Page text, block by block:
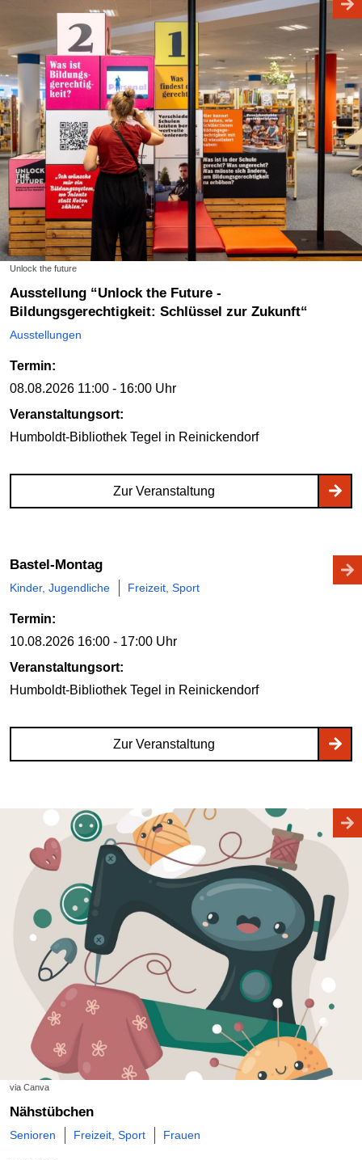
Unlock the future
Ausstellung “Unlock the Future -
Bildungsgerechtigkeit: Schlüssel zur Zukunft“
Ausstellungen
Termin:
08.08.2026 11:00 - 16:00 Uhr
Veranstaltungsort:
Humboldt-Bibliothek Tegel in Reinickendorf
Zur Veranstaltung
Bastel-Montag
Kinder, Jugendliche Freizeit, Sport
Termin:
10.08.2026 16:00 - 17:00 Uhr
Veranstaltungsort:
Humboldt-Bibliothek Tegel in Reinickendorf
Zur Veranstaltung
via Canva
Nähstübchen
Senioren Freizeit, Sport Frauen